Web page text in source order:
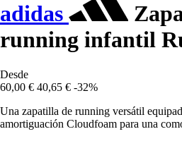
adidas
running infantil
Desde
60,00 € 40,65 € -32%
Una zapatilla de running versátil
amortiguación Cloudfoam para una